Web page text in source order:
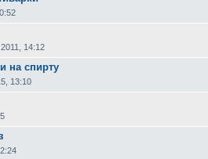
14:12
на спирту
13:10